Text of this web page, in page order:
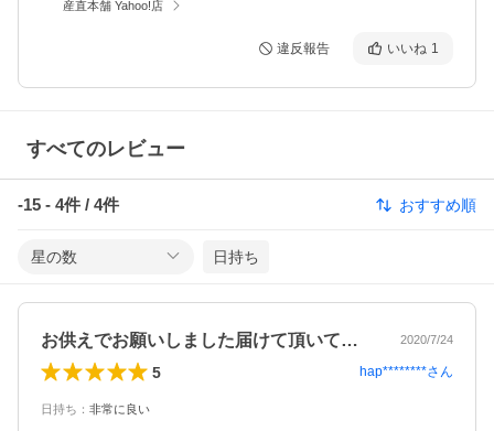
産直本舗 Yahoo!店
違反報告 いいね 1
すべてのレビュー
-15 - 4件 / 4件 おすすめ順
星の数 日持ち
お供えでお願いしました届けて頂いて２週… 2020/7/24
5 hap********さん
日持ち ： 非常に良い